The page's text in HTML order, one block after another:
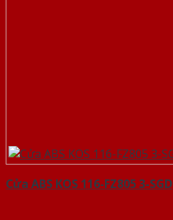
Cửa ABS KOS 116-FZ805 3-SGD